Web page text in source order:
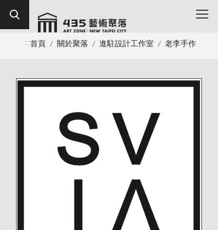
:::首頁 / 關於聚落 / 進駐設計工作室 / 老李手作